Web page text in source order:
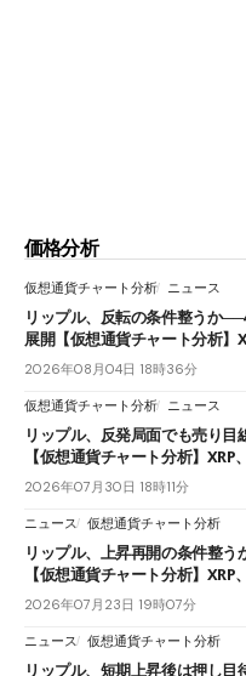
価格分析
仮想通貨チャート分析 ニュース
リップル、反転の条件整うか
展開【仮想通貨チャート分析】
2026年08月04日 18時36分
仮想通貨チャート分析 ニュース
リップル、反発局面でも売り
【仮想通貨チャート分析】
2026年07月30日 18時11分
ニュース 仮想通貨チャート分析
リップル、上昇再開の条件整
【仮想通貨チャート分析】
2026年07月23日 19時07分
ニュース 仮想通貨チャート分析
リップル、短期上昇後は押し